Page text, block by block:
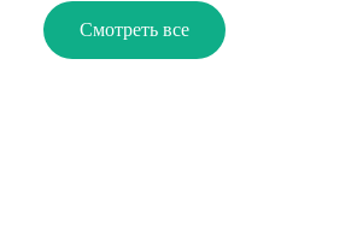
Смотреть все